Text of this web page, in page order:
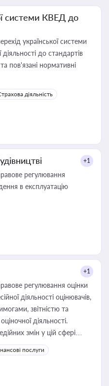
системи КВЕД до
української системи
діяльності до стандартів
пов'язані нормативні
діяльність
+1
регулювання
в експлуатацію
+1
регулювання оцінки
діяльності оцінювачів,
звітністю та
діяльності.
змін у цій сфері
юриста або
приватизації, оренди
угод і перевірки
послуги